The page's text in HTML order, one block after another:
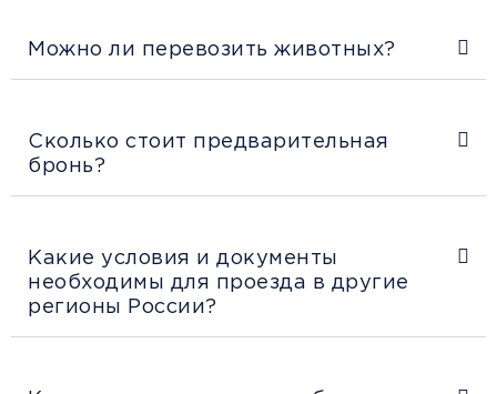
Можно ли перевозить животных?
Сколько стоит предварительная
бронь?
Какие условия и документы
необходимы для проезда в другие
регионы России?